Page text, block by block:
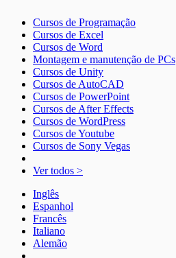
Cursos de Programação
Cursos de Excel
Cursos de Word
Montagem e manutenção de PCs
Cursos de Unity
Cursos de AutoCAD
Cursos de PowerPoint
Cursos de After Effects
Cursos de WordPress
Cursos de Youtube
Cursos de Sony Vegas
Ver todos >
Inglês
Espanhol
Francês
Italiano
Alemão